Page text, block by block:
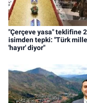
"Çerçeve yasa" teklifine
isimden tepki: "Türk
'hayır' diyor"